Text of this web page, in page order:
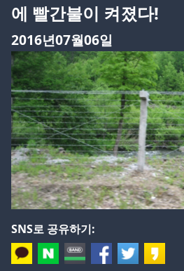
에 빨간불이 켜졌다!
2016년07월06일
SNS로 공유하기: